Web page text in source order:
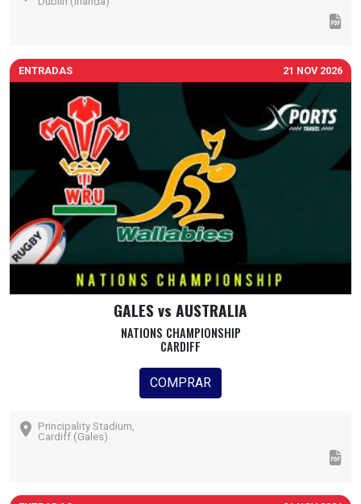
ENTRADAS 21 NOV 2026
GALES vs AUSTRALIA
NATIONS CHAMPIONSHIP
CARDIFF
COMPRAR
Principality Stadium,
Cardiff (Gales)